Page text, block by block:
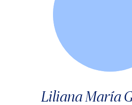
Liliana María